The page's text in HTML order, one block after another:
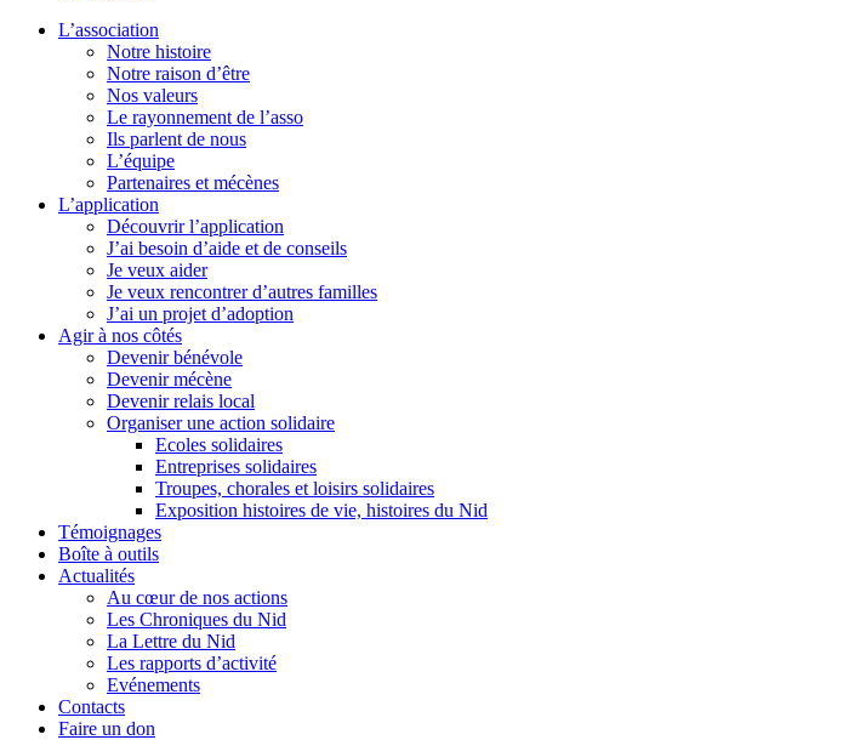
L’association
Notre histoire
Notre raison d’être
Nos valeurs
Le rayonnement de l’asso
Ils parlent de nous
L’équipe
Partenaires et mécènes
L’application
Découvrir l’application
J’ai besoin d’aide et de conseils
Je veux aider
Je veux rencontrer d’autres familles
J’ai un projet d’adoption
Agir à nos côtés
Devenir bénévole
Devenir mécène
Devenir relais local
Organiser une action solidaire
Ecoles solidaires
Entreprises solidaires
Troupes, chorales et loisirs solidaires
Exposition histoires de vie, histoires du Nid
Témoignages
Boîte à outils
Actualités
Au cœur de nos actions
Les Chroniques du Nid
La Lettre du Nid
Les rapports d’activité
Evénements
Contacts
Faire un don